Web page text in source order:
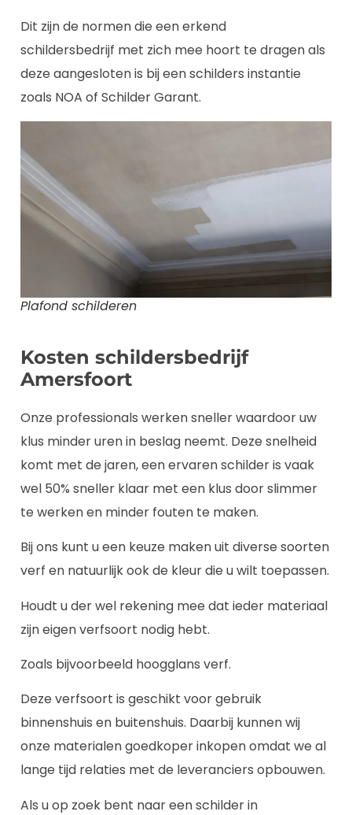
Dit zijn de normen die een erkend
schildersbedrijf met zich mee hoort te dragen als
deze aangesloten is bij een schilders instantie
zoals NOA of Schilder Garant.
Plafond schilderen
Kosten schildersbedrijf
Amersfoort
Onze professionals werken sneller waardoor uw
klus minder uren in beslag neemt. Deze snelheid
komt met de jaren, een ervaren schilder is vaak
wel 50% sneller klaar met een klus door slimmer
te werken en minder fouten te maken.
Bij ons kunt u een keuze maken uit diverse soorten
verf en natuurlijk ook de kleur die u wilt toepassen.
Houdt u der wel rekening mee dat ieder materiaal
zijn eigen verfsoort nodig hebt.
Zoals bijvoorbeeld hoogglans verf.
Deze verfsoort is geschikt voor gebruik
binnenshuis en buitenshuis. Daarbij kunnen wij
onze materialen goedkoper inkopen omdat we al
lange tijd relaties met de leveranciers opbouwen.
Als u op zoek bent naar een schilder in